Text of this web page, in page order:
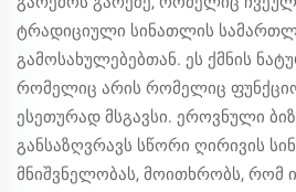
ტრადიციული სინათლის
გამოსახულებებთან. ეს ქმნის
რომელიც არის რომელიც
ესეთურად მსგავსი. ეროვნული
განსაზღვრავს სწორი ღირივის
მნიშვნელობას, მოითხრობს, რომ